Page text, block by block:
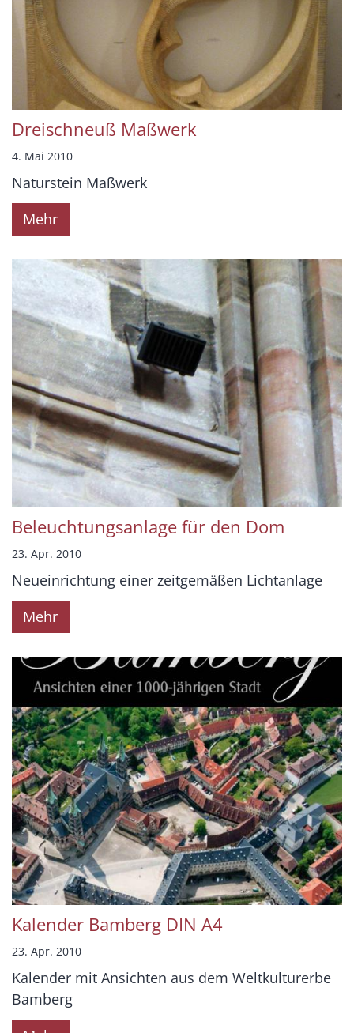
Dreischneuß Maßwerk
4. Mai 2010
Naturstein Maßwerk
Mehr
Beleuchtungsanlage für den Dom
23. Apr. 2010
Neueinrichtung einer zeitgemäßen Lichtanlage
Mehr
Kalender Bamberg DIN A4
23. Apr. 2010
Kalender mit Ansichten aus dem Weltkulturerbe
Bamberg